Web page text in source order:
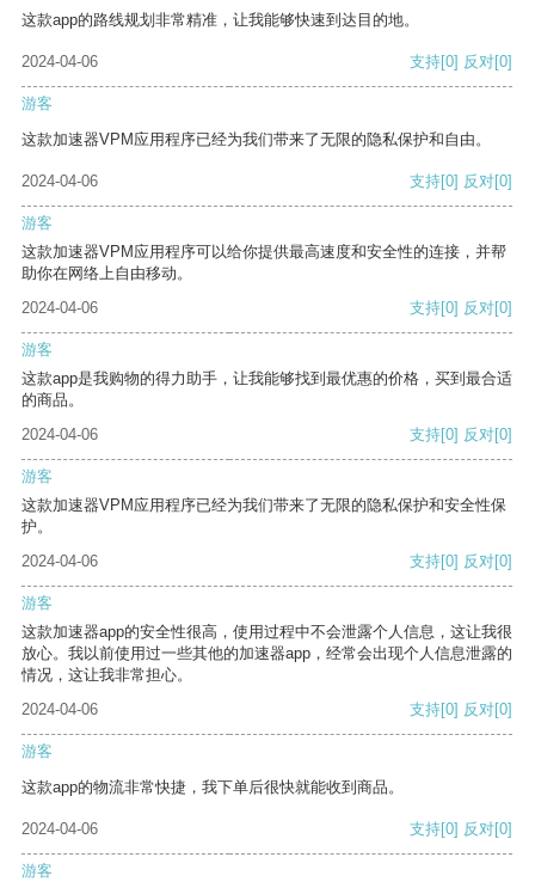
这款app的路线规划非常精准，让我能够快速到达目的地。
2024-04-06 支持[0] 反对[0]
游客
这款加速器VPM应用程序已经为我们带来了无限的隐私保护和自由。
2024-04-06 支持[0] 反对[0]
游客
这款加速器VPM应用程序可以给你提供最高速度和安全性的连接，并帮
助你在网络上自由移动。
2024-04-06
支持[0] 反对[0]
游客
这款app是我购物的得力助手，让我能够找到最优惠的价格，买到最合适
的商品。
2024-04-06
支持[0] 反对[0]
游客
这款加速器VPM应用程序已经为我们带来了无限的隐私保护和安全性保
护。
2024-04-06
支持[0] 反对[0]
游客
这款加速器app的安全性很高，使用过程中不会泄露个人信息，这让我很
放心。我以前使用过一些其他的加速器app，经常会出现个人信息泄露的
情况，这让我非常担心。
2024-04-06
支持[0] 反对[0]
游客
这款app的物流非常快捷，我下单后很快就能收到商品。
2024-04-06 支持[0] 反对[0]
游客